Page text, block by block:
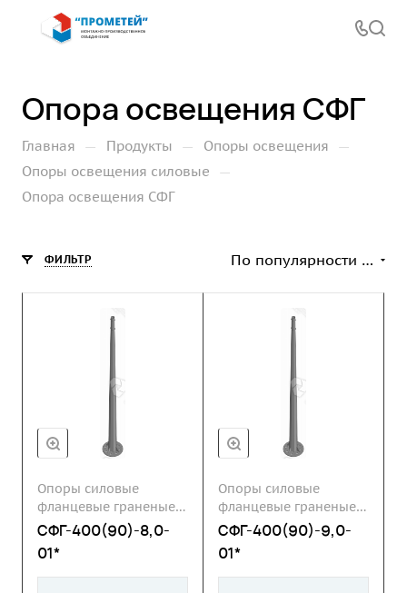
Опора освещения СФГ
Главная — Продукты — Опоры освещения —
Опоры освещения силовые —
Опора освещения СФГ
ФИЛЬТР По популярности (возрастание)
Опоры силовые
фланцевые граненые
СФГ
СФГ-400(90)-8,0-
01*
Опоры силовые
фланцевые граненые
СФГ
СФГ-400(90)-9,0-
01*